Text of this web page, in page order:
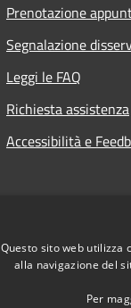
Prenotazione
Segnalazione
Leggi le FAQ
Richiesta assistenza
Accessibilità e
Questo sito web utilizza
alla navigazione del
Per